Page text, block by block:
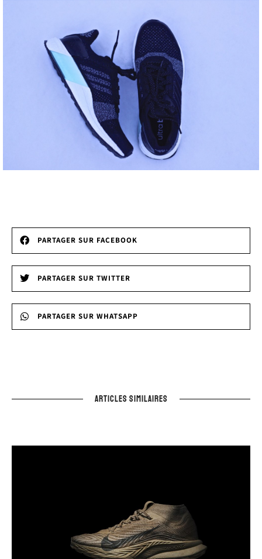
PARTAGER SUR FACEBOOK
PARTAGER SUR TWITTER
PARTAGER SUR WHATSAPP
ARTICLES SIMILAIRES